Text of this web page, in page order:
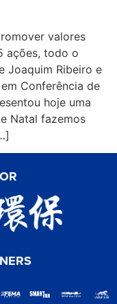
valores
ações, todo o
Joaquim Ribeiro e
Conferência de
hoje uma
Natal fazemos